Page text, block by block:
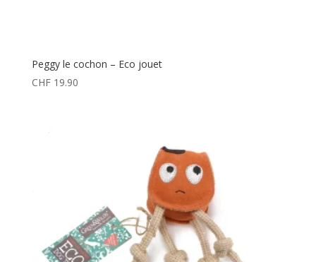
Peggy le cochon – Eco jouet
CHF19.90